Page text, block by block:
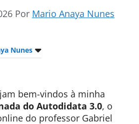
Por Mario Anaya Nunes
Nunes
bem-vindos à minha
do Autodidata 3.0, o
do professor Gabriel